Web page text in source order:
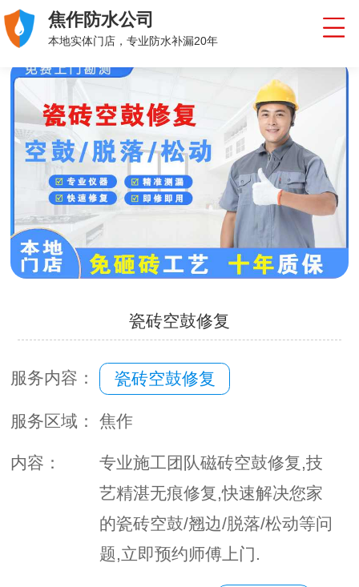
焦作防水公司
本地实体门店，专业防水补漏20年
瓷砖空鼓修复
服务内容： 瓷砖空鼓修复
服务区域： 焦作
内容：
专业施工团队磁砖空鼓修复,技
艺精湛无痕修复,快速解决您家
的瓷砖空鼓/翘边/脱落/松动等问
题,立即预约师傅上门.